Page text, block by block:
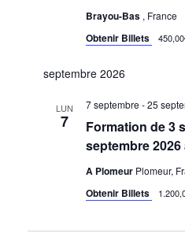
Brayou-Bas , France
Obtenir Billets
septembre 2026
LUN
7
Formation de 3
septembre
7 septembre -25
A Plomeur Plomeur,
Obtenir Billets